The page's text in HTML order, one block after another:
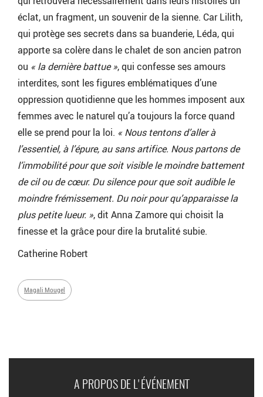
éclat, un fragment, un souvenir de la sienne. Car Lilith,
qui protège ses secrets dans sa buanderie, Léda, qui
apporte sa colère dans le chalet de son ancien patron
ou « la dernière battue », qui confesse ses amours
interdites, sont les figures emblématiques d’une
oppression quotidienne que les hommes imposent aux
femmes avec le naturel qu’a toujours la force quand
elle se prend pour la loi. « Nous tentons d’aller à
l’essentiel, à l’épure, au sans artifice. Nous partons de
l’immobilité pour que soit visible le moindre battement
de cil ou de cœur. Du silence pour que soit audible le
moindre frémissement. Du noir pour qu’apparaisse la
plus petite lueur. », dit Anna Zamore qui choisit la
finesse et la grâce pour dire la brutalité subie.
Catherine Robert
Magali Mougel
A PROPOS DE L'ÉVÉNEMENT